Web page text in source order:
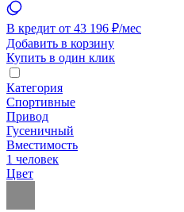
В кредит от 43 196 ₽/мес
Добавить в корзину
Купить в один клик
Категория
Спортивные
Привод
Гусеничный
Вместимость
1 человек
Цвет